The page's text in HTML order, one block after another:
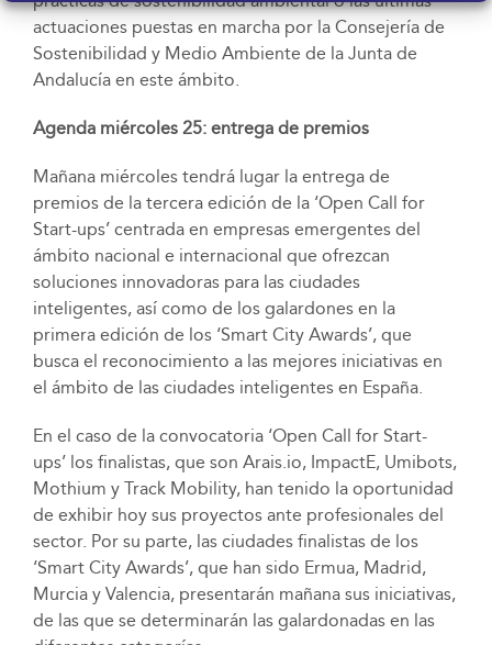
actuaciones puestas en marcha por la Consejería de
Sostenibilidad y Medio Ambiente de la Junta de
Andalucía en este ámbito.
Agenda miércoles 25: entrega de premios
Mañana miércoles tendrá lugar la entrega de
premios de la tercera edición de la ‘Open Call for
Start-ups’ centrada en empresas emergentes del
ámbito nacional e internacional que ofrezcan
soluciones innovadoras para las ciudades
inteligentes, así como de los galardones en la
primera edición de los ‘Smart City Awards’, que
busca el reconocimiento a las mejores iniciativas en
el ámbito de las ciudades inteligentes en España.
En el caso de la convocatoria ‘Open Call for Start-
ups’ los finalistas, que son Arais.io, ImpactE, Umibots,
Mothium y Track Mobility, han tenido la oportunidad
de exhibir hoy sus proyectos ante profesionales del
sector. Por su parte, las ciudades finalistas de los
‘Smart City Awards’, que han sido Ermua, Madrid,
Murcia y Valencia, presentarán mañana sus iniciativas,
de las que se determinarán las galardonadas en las